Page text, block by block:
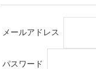
メールアドレス
パスワード